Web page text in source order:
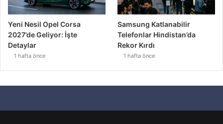
Yeni Nesil Opel Corsa
2027’de Geliyor: İşte
Detaylar
1 hafta önce
Samsung Katlanabilir
Telefonlar Hindistan’da
Rekor Kırdı
1 hafta önce